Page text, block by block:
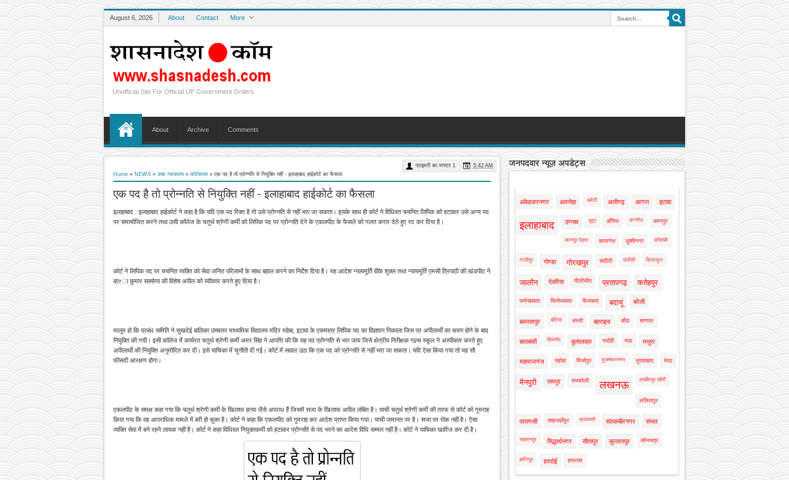
August 6, 2026 About Contact More
Unofficial Site For Official UP Government Orders
About Archive Comments
Home » NEWS » उच्च न्यायालय » कोर्टशाला » एक पद है तो प्रोन्नति से नियुक्ति नहीं - इलाहाबाद हाईकोर्ट का फैसला
एक पद है तो प्रोन्नति से नियुक्ति नहीं - इलाहाबाद हाईकोर्ट का फैसला
प्राइमरी का मास्टर 1 5:42 AM
इलाहाबाद : इलाहाबाद हाईकोर्ट ने कहा है कि यदि एक पद रिक्त है तो उसे प्रोन्नति से नहीं भरा जा सकता। इसके साथ ही कोर्ट ने विधिवत चयनित लिपिक को हटाकर उसे अन्य पद
पर समायोजित करने तथा उसी कॉलेज के चतुर्थ श्रेणी कर्मी को लिपिक पद पर प्रोन्नति देने के एकलपीठ के फैसले को गलत करार देते हुए रद कर दिया है।
कोर्ट ने लिपिक पद पर चयनित व्यक्ति को सेवा जनित परिलाभों के साथ बहाल करने का निर्देश दिया है। यह आदेश न्यायमूर्ति वीके शुक्ल तथा न्यायमूर्ति एमसी त्रिपाठी की खंडपीठ ने
ब्रrा कुमार सक्सेना की विशेष अपील को स्वीकार करते हुए दिया है।
मालूम हो कि प्रबंध समिति ने सुखदेई बालिका उच्चतर माध्यमिक विद्यालय मंदिर महेबा, इटावा के एकमात्र लिपिक पद का विज्ञापन निकाला जिस पर अपीलार्थी का चयन होने के बाद
नियुक्ति की गयी। इसी कॉलेज में कार्यरत चतुर्थ श्रेणी कर्मी अमर सिंह ने आपत्ति की कि यह पद प्रोन्नति से भरा जाय जिसे क्षेत्रीय निरीक्षक गल्र्स स्कूल ने अस्वीकार करते हुए
अपीलार्थी की नियुक्ति अनुमोदित कर दी। इसे याचिका में चुनौती दी गई। कोर्ट में सवाल उठा कि एक पद को प्रोन्नति से नहीं भरा जा सकता। यदि ऐसा किया गया तो यह सौ
फीसदी आरक्षण होगा।
एकलपीठ के समक्ष कहा गया कि चतुर्थ श्रेणी कर्मी के खिलाफ हत्या जैसे अपराध हैं जिसमें सजा के खिलाफ अपील लंबित है। याची चतुर्थ श्रेणी कर्मी की तरफ से कोर्ट को गुमराह
किया गया कि वह आपराधिक मामले में बरी हो चुका है। कोर्ट ने कहा कि एकलपीठ को गुमराह कर आदेश प्राप्त किया गया। याची जमानत पर है। सजा पर रोक नहीं है। ऐसा
व्यक्ति सेवा में बने रहने लायक नहीं है। कोर्ट ने कहा विधिवत नियुक्तकर्मी को हटाकर प्रोन्नति से पद भरने का आदेश विधि सम्मत नहीं है। कोर्ट ने याचिका खारिज कर दी है।
जनपदवार न्यूज़ अपडेट्स
अंबेडकरनगर अमरोहा अमेठी अलीगढ़ आगरा इटावा
इलाहाबाद उन्नाव एटा औरैया कन्नौज कानपुर
कानपुर देहात कासगंज कुशीनगर कौशांबी
गाजीपुर गोण्डा गोरखपुर चंदौली चंदौसी चित्रकूट
जालौन देवरिया पीलीभीत प्रतापगढ़ फतेहपुर
फर्रुखाबाद फिरोजाबाद फैजाबाद बदायूं बरेली
बलरामपुर बलिया बस्ती बहराइच बाँदा बागपत
बाराबंकी बिजनौर बुलंदशहर भदोही मऊ मथुरा
महाराजगंज महोबा मिर्जापुर मुजफ्फरनगर मुरादाबाद मेरठ
मैनपुरी रामपुर रायबरेली लखनऊ लखीमपुर खीरी
ललितपुर
वाराणसी शाहजहाँपुर श्रावस्ती संतकबीरनगर संभल
सहारनपुर सिद्धार्थनगर सीतापुर सुल्तानपुर सोनभद्र
हमीरपुर हरदोई हाथरस